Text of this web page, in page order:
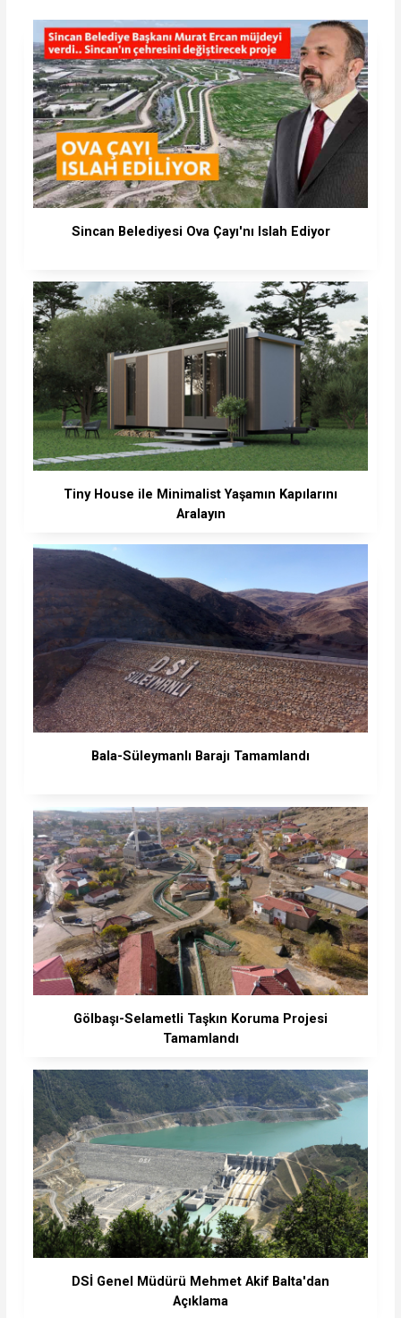
Sincan Belediyesi Ova Çayı'nı Islah Ediyor
Tiny House ile Minimalist Yaşamın Kapılarını
Aralayın
Bala-Süleymanlı Barajı Tamamlandı
Gölbaşı-Selametli Taşkın Koruma Projesi
Tamamlandı
DSİ Genel Müdürü Mehmet Akif Balta'dan
Açıklama